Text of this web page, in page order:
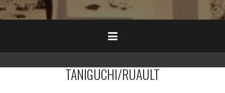
TANIGUCHI/RUAULT